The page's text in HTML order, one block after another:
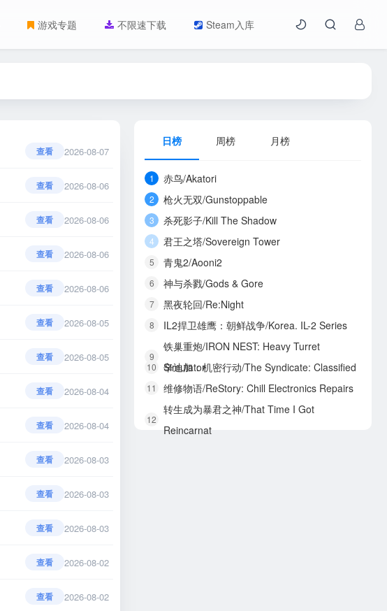
游戏专题 不限速下载 Steam入库
查看 2026-08-07
查看 2026-08-06
查看 2026-08-06
查看 2026-08-06
查看 2026-08-06
查看 2026-08-05
查看 2026-08-05
查看 2026-08-04
查看 2026-08-04
查看 2026-08-03
查看 2026-08-03
查看 2026-08-03
查看 2026-08-02
查看 2026-08-02
日榜 周榜 月榜
1 赤鸟/Akatori
2 枪火无双/Gunstoppable
3 杀死影子/Kill The Shadow
4 君王之塔/Sovereign Tower
5 青鬼2/Aooni2
6 神与杀戮/Gods & Gore
7 黑夜轮回/Re:Night
8 IL2捍卫雄鹰：朝鲜战争/Korea. IL-2 Series
9
铁巢重炮/IRON NEST: Heavy Turret
Simulator
10 辛迪加：机密行动/The Syndicate: Classified
11 维修物语/ReStory: Chill Electronics Repairs
12
转生成为暴君之神/That Time I Got
Reincarnat